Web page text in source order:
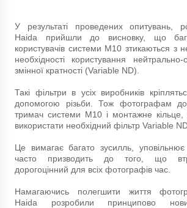
У результаті проведених опитувань,
Haida прийшли до висновку, що
користувачів системи M10 зтикаються з
необхідності користування
змінної кратності (Variable ND).
Такі фільтри в усіх виробників
допомогою різьби. Тож фотографам
тримач системи М10 і монтажне
використати необхідний фільтр Variable
Це вимагає багато зусилль,
часто призводить до того, що
дорогоцінний для всіх фотографів час.
Намагаючись полегшити життя
Haida розробили принципово